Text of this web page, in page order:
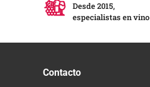
Desde 2015,
especialistas en vino
Contacto